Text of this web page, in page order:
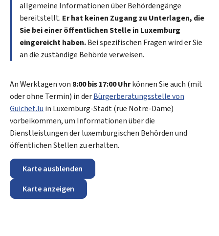
allgemeine Informationen über Behördengänge
bereitstellt. Er hat keinen Zugang zu Unterlagen, die
Sie bei einer öffentlichen Stelle in Luxemburg
eingereicht haben.Bei spezifischen Fragen wird er Sie
an die zuständige Behörde verweisen.
An Werktagen von 8:00 bis 17:00 Uhrkönnen Sie auch (mit
oder ohne Termin) in derBürgerberatungsstelle von
Guichet.lu in Luxemburg-Stadt (rue Notre-Dame)
vorbeikommen, um Informationen über die
Dienstleistungen der luxemburgischen Behörden und
öffentlichen Stellen zu erhalten.
Karte ausblenden
Karte anzeigen